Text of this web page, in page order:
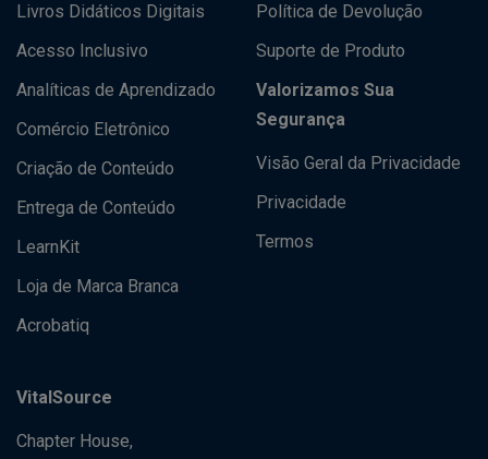
Livros Didáticos Digitais
Acesso Inclusivo
Analíticas de Aprendizado
Comércio Eletrônico
Criação de Conteúdo
Entrega de Conteúdo
LearnKit
Loja de Marca Branca
Acrobatiq
Política de Devolução
Suporte de Produto
Valorizamos Sua
Segurança
Visão Geral da Privacidade
Privacidade
Termos
VitalSource
Chapter House,